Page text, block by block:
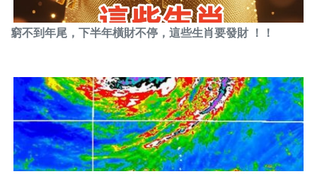
窮不到年尾，下半年橫財不停，這些生肖要發財 ！！